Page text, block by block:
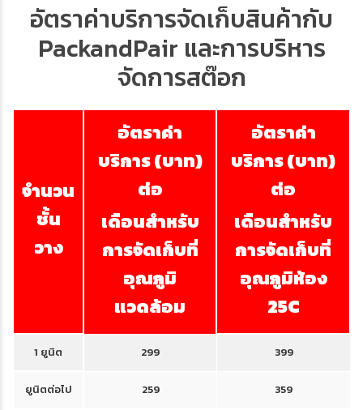
อัตราค่าบริการจัดเก็บสินค้ากับ
PackandPair และการบริหาร
จัดการสต๊อก
จำนวน
ชั้น
วาง
อัตราค่า
บริการ (บาท)
ต่อ
เดือนสำหรับ
การจัดเก็บที่
อุณภูมิ
แวดล้อม
อัตราค่า
บริการ (บาท)
ต่อ
เดือนสำหรับ
การจัดเก็บที่
อุณภูมิห้อง
25C
1 ยูนิต 299 399
ยูนิตต่อไป 259
359